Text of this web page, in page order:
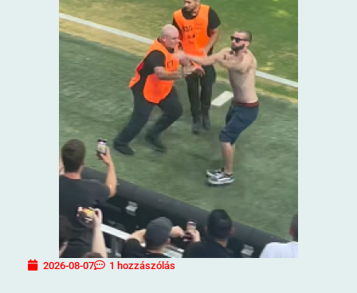
2026-08-07 1 hozzászólás